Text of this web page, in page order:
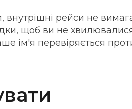
внутрішні рейси не
щоб ви не
ім'я перевіряється